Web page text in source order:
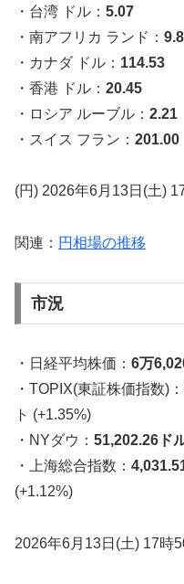
・台湾 ドル： 5.07
・南アフリカ ランド：
・カナダ ドル： 114.53
・香港 ドル： 20.45
・ロシア ルーブル： 2.21
・スイス フラン： 201.00
(円) 2026年6月13日(土)
関連： 円相場の推移
市況
・日経平均株価： 6万
・TOPIX(東証株価指数)：
ト (+1.35%)
・NYダウ： 51,202.26ド
・上海総合指数：
(+1.12%)
2026年6月13日(土) 17時